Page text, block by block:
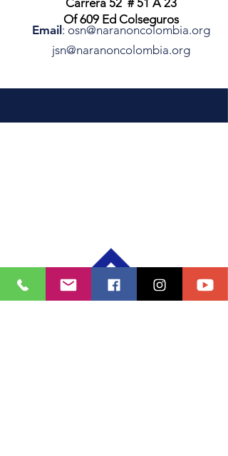
Carrera 52 # 51 A 23
Of 609 Ed Colseguros
Email : osn@naranoncolombia.org
jsn@naranoncolombia.org